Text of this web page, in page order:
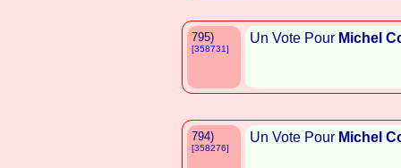
795)
[358731]
Un Vote Pour Michel
794)
[358276]
Un Vote Pour Michel